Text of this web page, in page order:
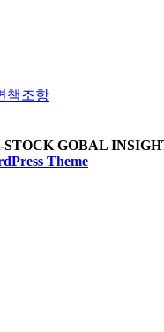
책조항
STOCK GOBAL
Theme